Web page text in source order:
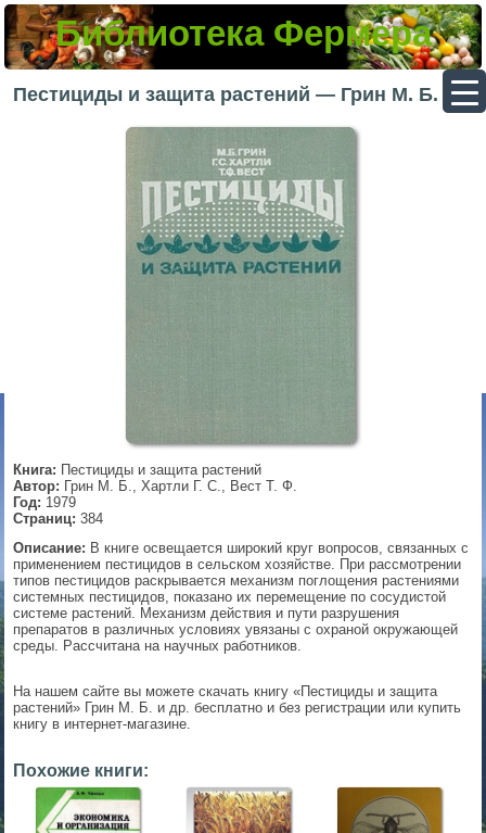
Библиотека Фермера
Пестициды и защита растений — Грин М. Б.
Книга: Пестициды и защита растений
Автор: Грин М. Б., Хартли Г. С., Вест Т. Ф.
Год: 1979
Страниц: 384
Описание: В книге освещается широкий круг вопросов, связанных с
применением пестицидов в сельском хозяйстве. При рассмотрении
типов пестицидов раскрывается механизм поглощения растениями
системных пестицидов, показано их перемещение по сосудистой
системе растений. Механизм действия и пути разрушения
препаратов в различных условиях увязаны с охраной окружающей
среды. Рассчитана на научных работников.
На нашем сайте вы можете скачать книгу «Пестициды и защита
растений» Грин М. Б. и др. бесплатно и без регистрации или купить
книгу в интернет-магазине.
Похожие книги:
▼
▼
▼
▼